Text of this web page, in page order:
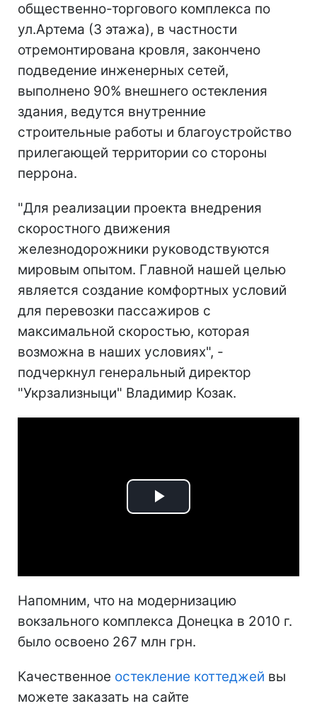
общественно-торгового комплекса по
ул.Артема (3 этажа), в частности
отремонтирована кровля, закончено
подведение инженерных сетей,
выполнено 90% внешнего остекления
здания, ведутся внутренние
строительные работы и благоустройство
прилегающей территории со стороны
перрона.
"Для реализации проекта внедрения
скоростного движения
железнодорожники руководствуются
мировым опытом. Главной нашей целью
является создание комфортных условий
для перевозки пассажиров с
максимальной скоростью, которая
возможна в наших условиях", -
подчеркнул генеральный директор
"Укрзализныци" Владимир Козак.
Play
Напомним, что на модернизацию
вокзального комплекса Донецка в 2010 г.
было освоено 267 млн грн.
Качественное остекление коттеджей вы
можете заказать на сайте